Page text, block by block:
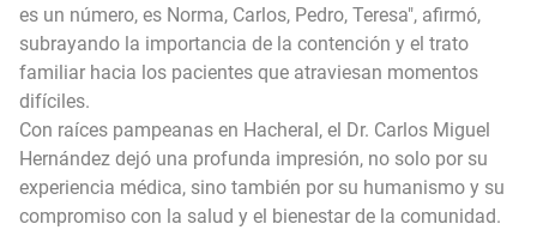
es un número, es Norma, Carlos, Pedro, Teresa", afirmó,
subrayando la importancia de la contención y el trato
familiar hacia los pacientes que atraviesan momentos
difíciles.
Con raíces pampeanas en Hacheral, el Dr. Carlos Miguel
Hernández dejó una profunda impresión, no solo por su
experiencia médica, sino también por su humanismo y su
compromiso con la salud y el bienestar de la comunidad.